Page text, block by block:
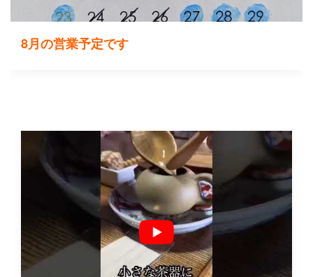
8月の営業予定です